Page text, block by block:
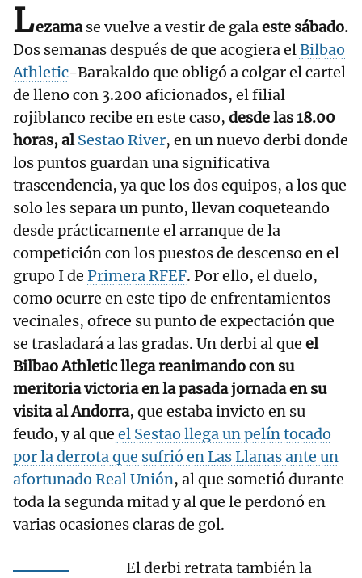
Lezamase vuelve a vestir de galaeste sábado.
Dos semanas después de que acogiera elBilbao
Athletic-Barakaldo que obligó a colgar el cartel
de lleno con 3.200 aficionados, el filial
rojiblanco recibe en este caso, desde las 18.00
horas, alSestao River, en un nuevo derbi donde
los puntos guardan una significativa
trascendencia, ya que los dos equipos, a los que
solo les separa un punto, llevan coqueteando
desde prácticamente el arranque de la
competición con los puestos de descenso en el
grupo I de Primera RFEF. Por ello, el duelo,
como ocurre en este tipo de enfrentamientos
vecinales, ofrece su punto de expectación que
se trasladará a las gradas. Un derbi al que el
Bilbao Athletic llega reanimando con su
meritoria victoria en la pasada jornada en su
visita al Andorra, que estaba invicto en su
feudo, y al que el Sestao llega un pelín tocado
por la derrota que sufrió en Las Llanas ante un
afortunado Real Unión, al que sometió durante
toda la segunda mitad y al que le perdonó en
varias ocasiones claras de gol.
El derbi retrata también la